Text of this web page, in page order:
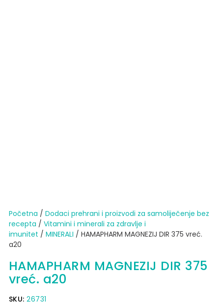
Početna / Dodaci prehrani i proizvodi za samoliječenje bez
recepta / Vitamini i minerali za zdravlje i
imunitet / MINERALI / HAMAPHARM MAGNEZIJ DIR 375 vreć.
a20
HAMAPHARM MAGNEZIJ DIR 375
vreć. a20
SKU:26731